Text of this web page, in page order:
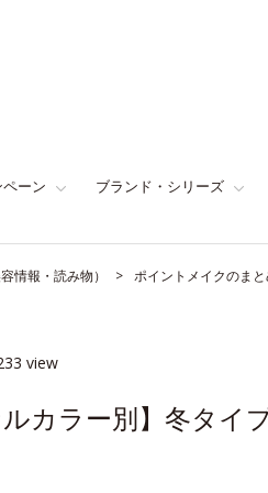
ーン ブランド・シリーズ
情報・読み物） ポイントメイクのま
view
ルカラー別】冬タ